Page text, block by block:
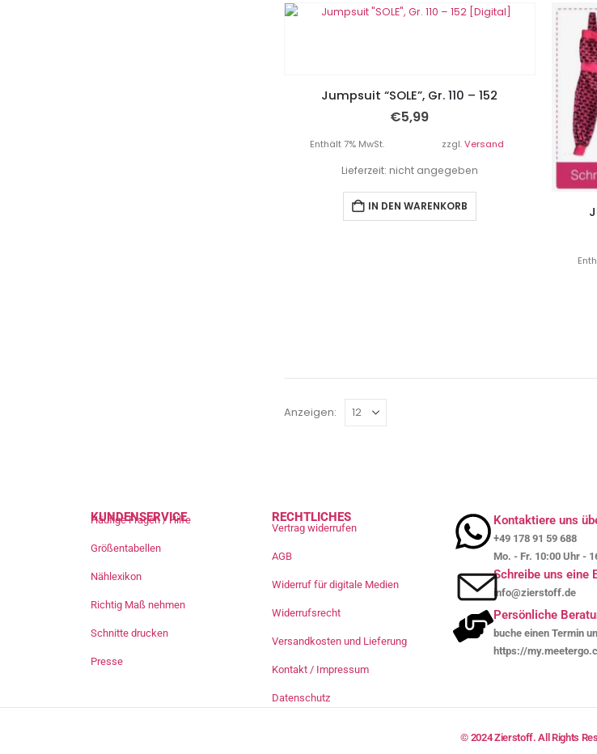
Jumpsuit “SOLE”, Gr. 110 – 152
€5,99
Enthält 7% MwSt. zzgl.Versand
Lieferzeit: nicht angegeben
IN DEN WARENKORB
Anzeigen:
KUNDENSERVICE
Häufige Fragen / Hilfe
Größentabellen
Nählexikon
Richtig Maß nehmen
Schnitte drucken
Presse
RECHTLICHES
Vertrag widerrufen
AGB
Widerruf für digitale Medien
Widerrufsrecht
Versandkosten und Lieferung
Kontakt / Impressum
Datenschutz
Kontaktiere uns
+49 178 91 59 688
Mo. - Fr. 10:00 Uhr -
Schreibe uns eine
info@zierstoff.de
Persönliche
buche einen Termin
https://
© 2024 Zierstoff. All Rights